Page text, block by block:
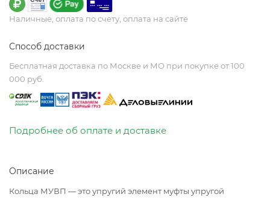
Наличные, оплата по счету, оплата на сайте
Способ доставки
Бесплатная доставка по Москве и МО при покупке от 100
000 руб.
Подробнее об оплате и доставке
Описание
Кольца МУВП — это упругий элемент муфты упругой